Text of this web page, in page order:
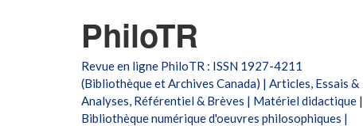
PhiloTR
Revue en ligne PhiloTR : ISSN 1927-4211
(Bibliothèque et Archives Canada) | Articles, Essais &
Analyses, Référentiel & Brèves | Matériel didactique |
Bibliothèque numérique d'oeuvres philosophiques |